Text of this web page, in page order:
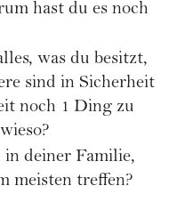
hast du es noch
was du besitzt,
sind in Sicherheit
noch 1 Ding zu
in deiner Familie,
meisten treffen?